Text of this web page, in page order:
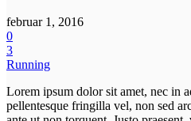
februar 1, 2016
0
3
Running
Lorem ipsum dolor sit amet, nec in
pellentesque fringilla vel, non sed